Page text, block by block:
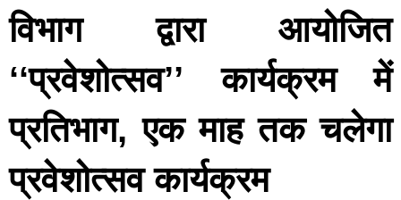
विभाग द्वारा आयोजित
‘‘प्रवेशोत्सव’’ कार्यक्रम में
प्रतिभाग, एक माह तक चलेगा
प्रवेशोत्सव कार्यक्रम